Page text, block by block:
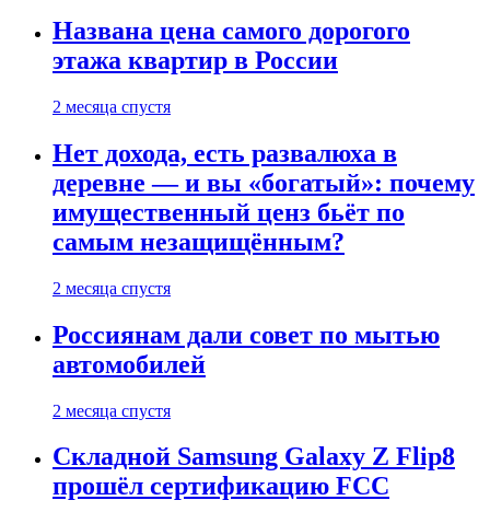
Названа цена самого дорогого
этажа квартир в России
2 месяца спустя
Нет дохода, есть развалюха в
деревне — и вы «богатый»: почему
имущественный ценз бьёт по
самым незащищённым?
2 месяца спустя
Россиянам дали совет по мытью
автомобилей
2 месяца спустя
Складной Samsung Galaxy Z Flip8
прошёл сертификацию FCC